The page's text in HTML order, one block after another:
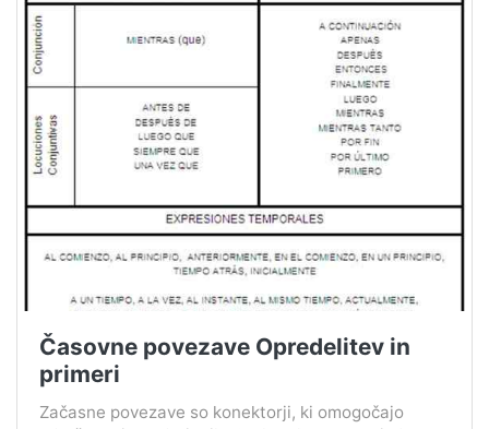
Časovne povezave Opredelitev in
primeri
Začasne povezave so konektorji, ki omogočajo